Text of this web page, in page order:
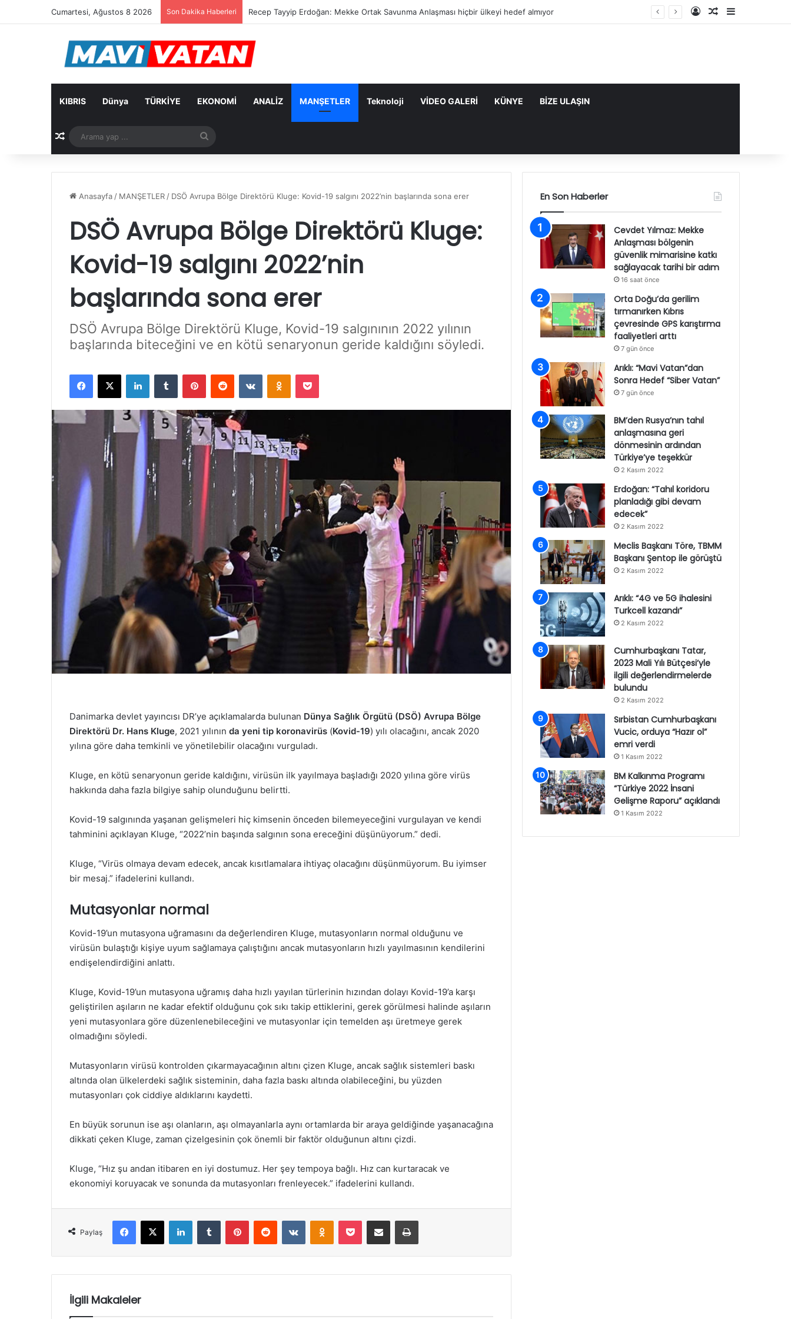
Cumartesi, Ağustos 8 2026 Son Dakika Haberleri Cevdet Yılmaz: Mekke Anlaşması bölgenin güvenlik mimarisine katkı sağlayacak tarihi bir adım Kayıt OlRastgele Makale
Kenar
KIBRIS Dünya TÜRKİYE EKONOMİ ANALİZ MANŞETLER Teknoloji VİDEO GALERİ KÜNYE BİZE ULAŞIN
Rastgele Makale
yap
Anasayfa / MANŞETLER / DSÖ Avrupa Bölge Direktörü Kluge: Kovid-19 salgını 2022’nin başlarında sona erer
DSÖ Avrupa Bölge Direktörü Kluge:
Kovid-19 salgını 2022’nin
başlarında sona erer
DSÖ Avrupa Bölge Direktörü Kluge, Kovid-19 salgınının 2022 yılının
başlarında biteceğini ve en kötü senaryonun geride kaldığını söyledi.
Facebook
X LinkedInTumblr PinterestReddit VKontakteOdnoklassniki
Pocket
Danimarka devlet yayıncısı DR’ye açıklamalarda bulunan Dünya Sağlık Örgütü (DSÖ) Avrupa Bölge
Direktörü Dr. Hans Kluge, 2021 yılının da yeni tip koronavirüs (Kovid-19) yılı olacağını, ancak 2020
yılına göre daha temkinli ve yönetilebilir olacağını vurguladı.
Kluge, en kötü senaryonun geride kaldığını, virüsün ilk yayılmaya başladığı 2020 yılına göre virüs
hakkında daha fazla bilgiye sahip olunduğunu belirtti.
Kovid-19 salgınında yaşanan gelişmeleri hiç kimsenin önceden bilemeyeceğini vurgulayan ve kendi
tahminini açıklayan Kluge, “2022’nin başında salgının sona ereceğini düşünüyorum.” dedi.
Kluge, “Virüs olmaya devam edecek, ancak kısıtlamalara ihtiyaç olacağını düşünmüyorum. Bu iyimser
bir mesaj.” ifadelerini kullandı.
Mutasyonlar normal
Kovid-19’un mutasyona uğramasını da değerlendiren Kluge, mutasyonların normal olduğunu ve
virüsün bulaştığı kişiye uyum sağlamaya çalıştığını ancak mutasyonların hızlı yayılmasının kendilerini
endişelendirdiğini anlattı.
Kluge, Kovid-19’un mutasyona uğramış daha hızlı yayılan türlerinin hızından dolayı Kovid-19’a karşı
geliştirilen aşıların ne kadar efektif olduğunu çok sıkı takip ettiklerini, gerek görülmesi halinde aşıların
yeni mutasyonlara göre düzenlenebileceğini ve mutasyonlar için temelden aşı üretmeye gerek
olmadığını söyledi.
Mutasyonların virüsü kontrolden çıkarmayacağının altını çizen Kluge, ancak sağlık sistemleri baskı
altında olan ülkelerdeki sağlık sisteminin, daha fazla baskı altında olabileceğini, bu yüzden
mutasyonları çok ciddiye aldıklarını kaydetti.
En büyük sorunun ise aşı olanların, aşı olmayanlarla aynı ortamlarda bir araya geldiğinde yaşanacağına
dikkati çeken Kluge, zaman çizelgesinin çok önemli bir faktör olduğunun altını çizdi.
Kluge, “Hız şu andan itibaren en iyi dostumuz. Her şey tempoya bağlı. Hız can kurtaracak ve
ekonomiyi koruyacak ve sonunda da mutasyonları frenleyecek.” ifadelerini kullandı.
Paylaş
Facebook
X LinkedInTumblr PinterestReddit VKontakteOdnoklassniki
Pocket E-Posta ile paylaş Yazdır
İlgili Makaleler
En Son Haberler
Cevdet Yılmaz: Mekke
Anlaşması bölgenin
güvenlik mimarisine katkı
sağlayacak tarihi bir adım
16 saat önce
Orta Doğu’da gerilim
tırmanırken Kıbrıs
çevresinde GPS karıştırma
faaliyetleri arttı
7 gün önce
Arıklı: “Mavi Vatan”dan
Sonra Hedef “Siber Vatan”
7 gün önce
BM’den Rusya’nın tahıl
anlaşmasına geri
dönmesinin ardından
Türkiye’ye teşekkür
2 Kasım 2022
Erdoğan: “Tahıl koridoru
planladığı gibi devam
edecek”
2 Kasım 2022
Meclis Başkanı Töre, TBMM
Başkanı Şentop ile görüştü
2 Kasım 2022
Arıklı: “4G ve 5G ihalesini
Turkcell kazandı”
2 Kasım 2022
Cumhurbaşkanı Tatar,
2023 Mali Yılı Bütçesi’yle
ilgili değerlendirmelerde
bulundu
2 Kasım 2022
Sırbistan Cumhurbaşkanı
Vucic, orduya “Hazır ol”
emri verdi
1 Kasım 2022
BM Kalkınma Programı
“Türkiye 2022 İnsani
Gelişme Raporu” açıklandı
1 Kasım 2022